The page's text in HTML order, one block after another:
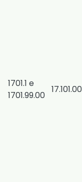
1701.1 e
1701.99.00
17.101.00